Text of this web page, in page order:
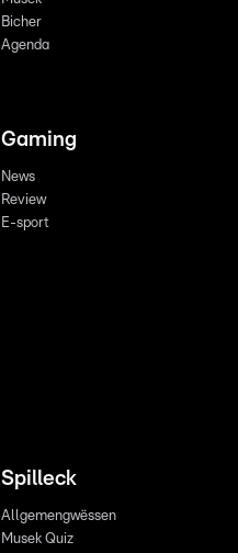
Bicher
Agenda
Gaming
News
Review
E-sport
Spilleck
Allgemengwëssen
Musek Quiz